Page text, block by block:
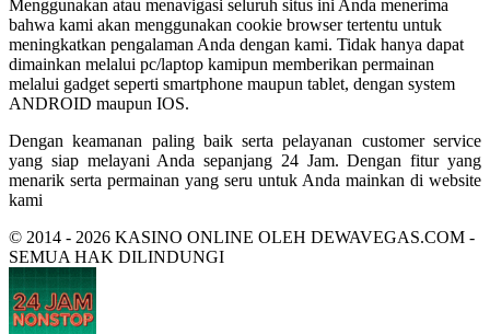
Menggunakan atau menavigasi seluruh situs ini Anda menerima
bahwa kami akan menggunakan cookie browser tertentu untuk
meningkatkan pengalaman Anda dengan kami. Tidak hanya dapat
dimainkan melalui pc/laptop kamipun memberikan permainan
melalui gadget seperti smartphone maupun tablet, dengan system
ANDROID maupun IOS.
Dengan keamanan paling baik serta pelayanan customer service
yang siap melayani Anda sepanjang 24 Jam. Dengan fitur yang
menarik serta permainan yang seru untuk Anda mainkan di website
kami
© 2014 - 2026 KASINO ONLINE OLEH DEWAVEGAS.COM -
SEMUA HAK DILINDUNGI